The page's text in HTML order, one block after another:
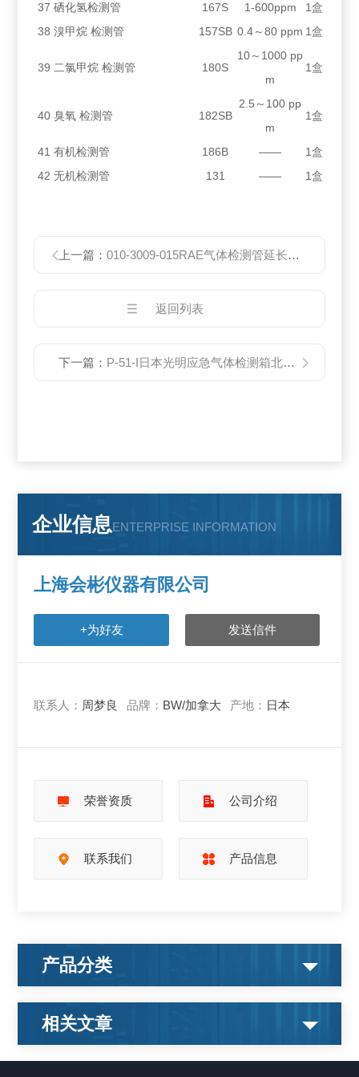
37 硒化氢检测管 167S 1-600ppm
1盒
38 溴甲烷 检测管 157SB 0.4～80 ppm 1盒
39 二氯甲烷 检测管 180S
10～1000 pp
m
1盒
40 臭氧 检测管 182SB
2.5～100 pp
m
1盒
41 有机检测管 186B ——
1盒
42 无机检测管 131 —— 1盒
上一篇：010-3009-015RAE气体检测管延长管测毒仪延长线
返回列表
下一篇： P-51-I日本光明应急气体检测箱北川式检测管
企业信息ENTERPRISE INFORMATION
上海会彬仪器有限公司
+为好友 发送信件
联系人： 周梦良 品牌： BW/加拿大 产地： 日本
荣誉资质 公司介绍
联系我们 产品信息
产品分类
相关文章